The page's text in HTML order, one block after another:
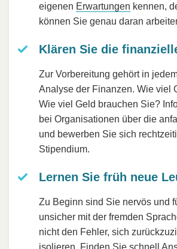
eigenen Erwartungen kennen,
können Sie genau daran
Klären Sie die
Zur Vorbereitung gehört in
Analyse der Finanzen. Wie viel
Wie viel Geld brauchen Sie?
bei Organisationen über die
und bewerben Sie sich
Stipendium.
Lernen Sie früh neue
Zu Beginn sind Sie nervös und
unsicher mit der fremden
nicht den Fehler, sich
isolieren. Finden Sie schnell